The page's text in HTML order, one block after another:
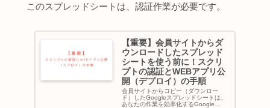
このスプレッドシートは、認証作業が必要です。
【重要】会員サイトからダ
ウンロードしたスプレッド
シートを使う前に！スクリ
プトの認証とWEBアプリ公
開（デプロイ）の手順
会員サイトからコピー（ダウンロー
ド）したGoogleスプレッドシートは、
あなたの作業を効率化するGoogle